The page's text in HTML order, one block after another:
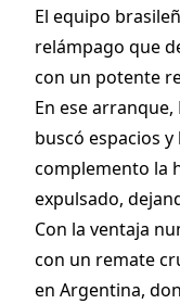
El equipo
relámpago que
con un potente
En ese
buscó espacios
complemento la
expulsado,
Con la ventaja
con un remate
en Argentina,